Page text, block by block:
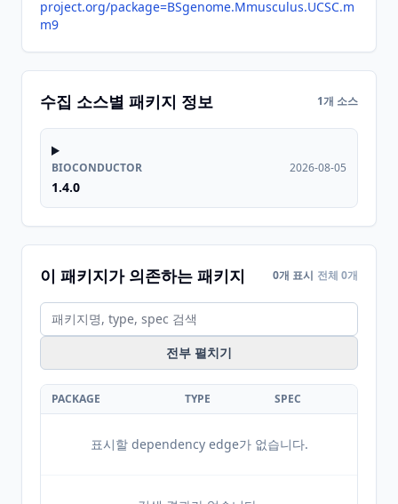
project.org/package=BSgenome.Mmusculus.UCSC.m
m9
수집 소스별 패키지 정보 1개 소스
BIOCONDUCTOR
1.4.0
2026-08-05
이 패키지가 의존하는 패키지 0개 표시 전체 0개
전부 펼치기
PACKAGE TYPE SPEC
표시할 dependency edge가 없습니다.